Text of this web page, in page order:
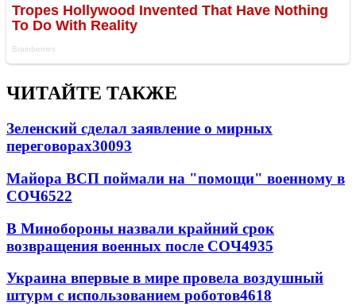
ЧИТАЙТЕ ТАКЖЕ
Зеленский сделал заявление о мирных
переговорах30093
Майора ВСП поймали на "помощи" военному в
СОЧ6522
В Минобороны назвали крайний срок
возвращения военных после СОЧ4935
Украина впервые в мире провела воздушный
штурм с использованием роботов4618